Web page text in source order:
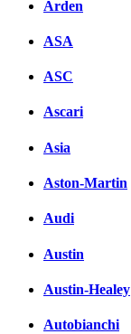
Arden
ASA
ASC
Ascari
Asia
Aston-Martin
Audi
Austin
Austin-Healey
Autobianchi